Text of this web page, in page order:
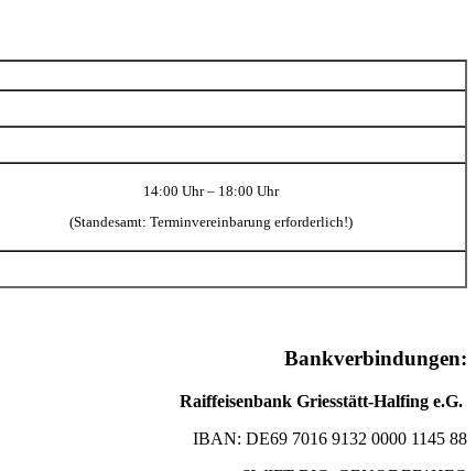
14:00 Uhr – 18:00 Uhr
(Standesamt: Terminvereinbarung erforderlich!)
Bankverbindungen:
Raiffeisenbank Griesstätt-Halfing e.G.
IBAN: DE69 7016 9132 0000 1145 88